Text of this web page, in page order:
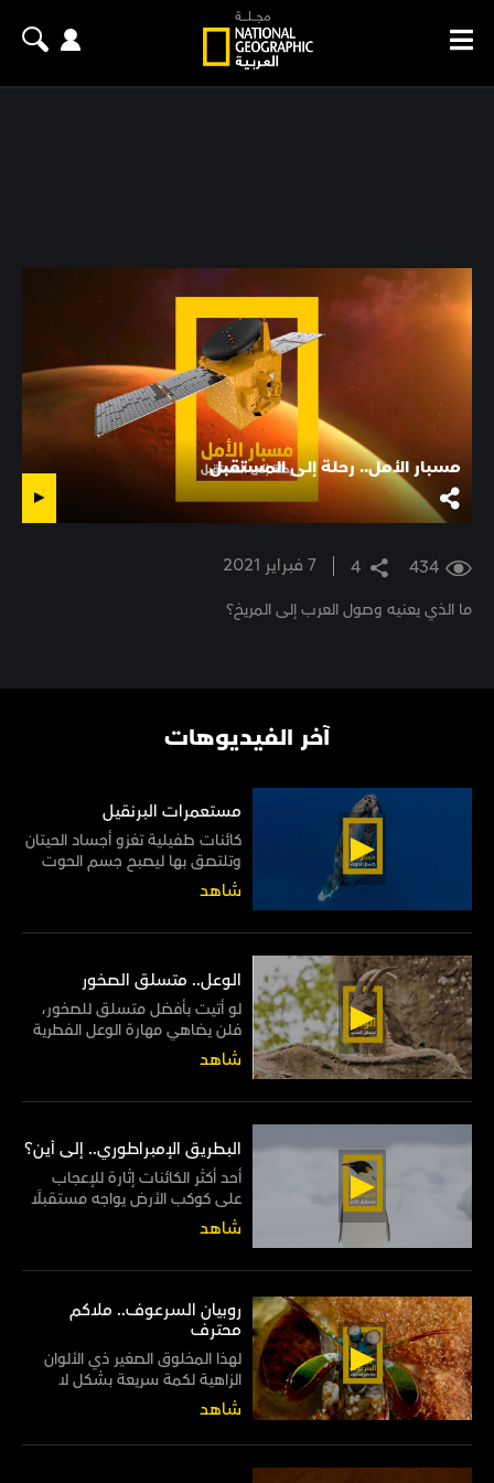
مسبار الأمل.. رحلة إلى المستقبل
434
4 7 فبراير 2021
ما الذي يعنيه وصول ⁧‫العرب إلى المريخ‬⁩؟
آخر الفيديوهات
مستعمرات البرنقيل
كائنات طفيلية تغزو أجساد الحيتان
وتلتصق بها ليصبح جسم الحوت
موطنًا لها مدى الحياة
شاهد
الوعل.. متسلق الصخور
لو أتيت بأفضل متسلق للصخور،
فلن يضاهي مهارة الوعل الفطرية
في السير على المنحدرات الصخرية
بكل سهولة وأريحية
شاهد
البطريق الإمبراطوري.. إلى أين؟
أحد أكثر الكائنات إثارة للإعجاب
على كوكب الأرض يواجه مستقبلًا
قاتمًا من صنيع البشر
شاهد
روبيان السرعوف.. ملاكم
محترف
لهذا المخلوق الصغير ذي الألوان
الزاهية لكمة سريعة بشكل لا
يصدق، إذ تفوق سرعتها رمشة
فيه الكفاية لقتل المخلوقات
شاهد